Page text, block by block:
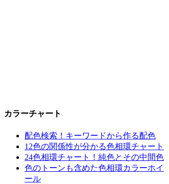
カラーチャート
配色検索！キーワードから作る配色
12色の関係性が分かる色相環チャート
24色相環チャート！純色とその中間色
色のトーンも含めた色相環カラーホイ
ール